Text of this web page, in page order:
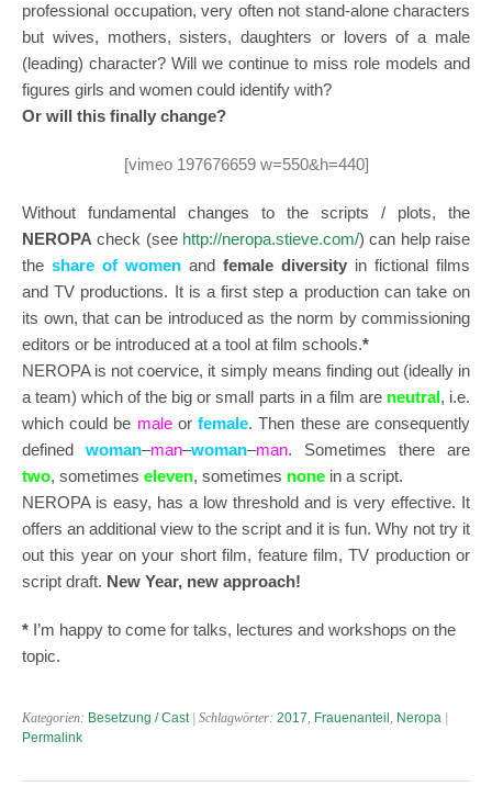
professional occupation, very often not stand-alone characters
but wives, mothers, sisters, daughters or lovers of a male
(leading) character? Will we continue to miss role models and
figures girls and women could identify with?
Or will this finally change?
[vimeo 197676659 w=550&h=440]
Without fundamental changes to the scripts / plots, the
NEROPA check (see http://neropa.stieve.com/) can help raise
the share of women and female diversity in fictional films
and TV productions. It is a first step a production can take on
its own, that can be introduced as the norm by commissioning
editors or be introduced at a tool at film schools.*
NEROPA is not coervice, it simply means finding out (ideally in
a team) which of the big or small parts in a film are neutral, i.e.
which could be maleorfemale. Then these are consequently
defined woman–man–woman–man. Sometimes there are
two, sometimes eleven, sometimes none in a script.
NEROPA is easy, has a low threshold and is very effective. It
offers an additional view to the script and it is fun. Why not try it
out this year on your short film, feature film, TV production or
script draft. New Year, new approach!
* I’m happy to come for talks, lectures and workshops on the
topic.
Kategorien: Besetzung / Cast| Schlagwörter: 2017, Frauenanteil , Neropa
Permalink